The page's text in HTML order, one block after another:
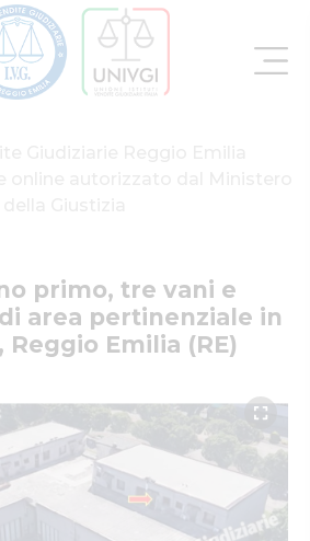
primo, tre vani e
area pertinenziale in
Reggio Emilia (RE)